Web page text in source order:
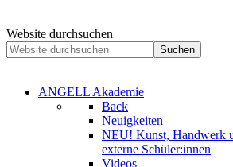
Website durchsuchen
Suchen
ANGELL Akademie
Back
Neuigkeiten
NEU! Kunst, Handwerk
externe Schüler:innen
Videos